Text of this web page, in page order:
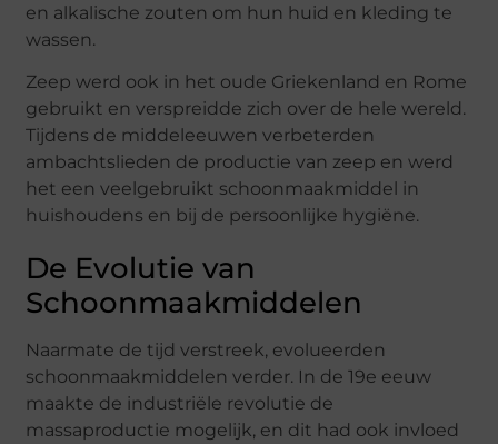
en alkalische zouten om hun huid en kleding te
wassen.
Zeep werd ook in het oude Griekenland en Rome
gebruikt en verspreidde zich over de hele wereld.
Tijdens de middeleeuwen verbeterden
ambachtslieden de productie van zeep en werd
het een veelgebruikt schoonmaakmiddel in
huishoudens en bij de persoonlijke hygiëne.
De Evolutie van
Schoonmaakmiddelen
Naarmate de tijd verstreek, evolueerden
schoonmaakmiddelen verder. In de 19e eeuw
maakte de industriële revolutie de
massaproductie mogelijk, en dit had ook invloed